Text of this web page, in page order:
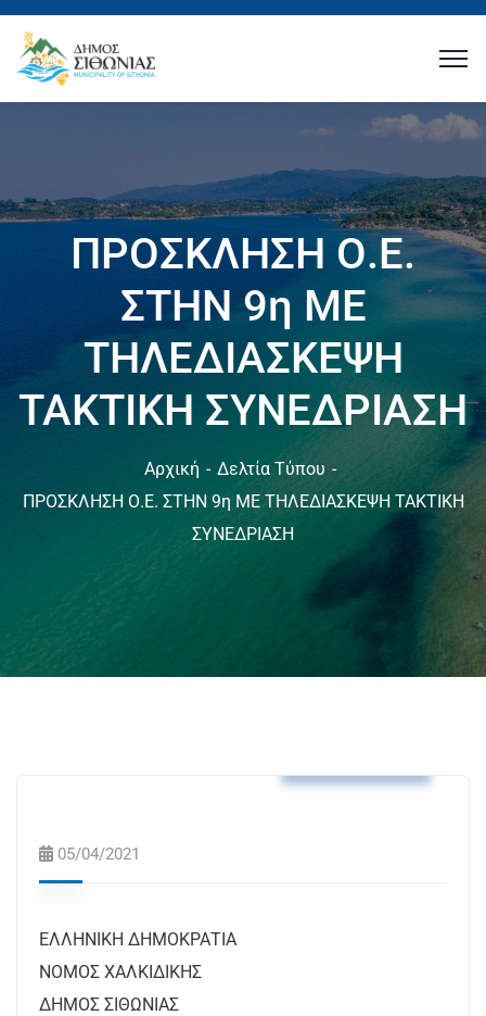
ΠΡΟΣΚΛΗΣΗ Ο.Ε.
ΣΤΗΝ 9η ΜΕ
ΤΗΛΕΔΙΑΣΚΕΨΗ
ΤΑΚΤΙΚΗ ΣΥΝΕΔΡΙΑΣΗ
Αρχική
Δελτία Τύπου
ΠΡΟΣΚΛΗΣΗ Ο.Ε. ΣΤΗΝ 9η ΜΕ ΤΗΛΕΔΙΑΣΚΕΨΗ ΤΑΚΤΙΚΗ
ΣΥΝΕΔΡΙΑΣΗ
05/04/2021
ΕΛΛΗΝΙΚΗ ΔΗΜΟΚΡΑΤΙΑ
ΝΟΜΟΣ ΧΑΛΚΙΔΙΚΗΣ
ΔΗΜΟΣ ΣΙΘΩΝΙΑΣ